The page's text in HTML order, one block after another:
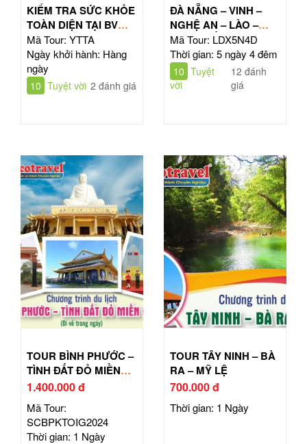
KIỂM TRA SỨC KHỎE
TOÀN DIỆN TẠI BV
TÂM ANH HỒ CHÍ
MINH
Mã Tour: YTTA
Ngày khởi hành: Hàng
ngày
10 Tuyệt vời 2 đánh giá
ĐÀ NẴNG – VINH –
NGHỆ AN – LÀO –
ĐÔNG BẮC THÁI LAN
| TOUR 5N4Đ
Mã Tour: LDX5N4D
Thời gian: 5 ngày 4 đêm
10 Tuyệt
vời
12 đánh
giá
TOUR BÌNH PHƯỚC –
TÌNH ĐẤT ĐỎ MIỀN
ĐÔNG
1.400.000 đ
Mã Tour:
SCBPKTOIG2024
Thời gian: 1 Ngày
TOUR TÂY NINH – BÀ
RA – MỸ LỆ
700.000 đ
Thời gian: 1 Ngày